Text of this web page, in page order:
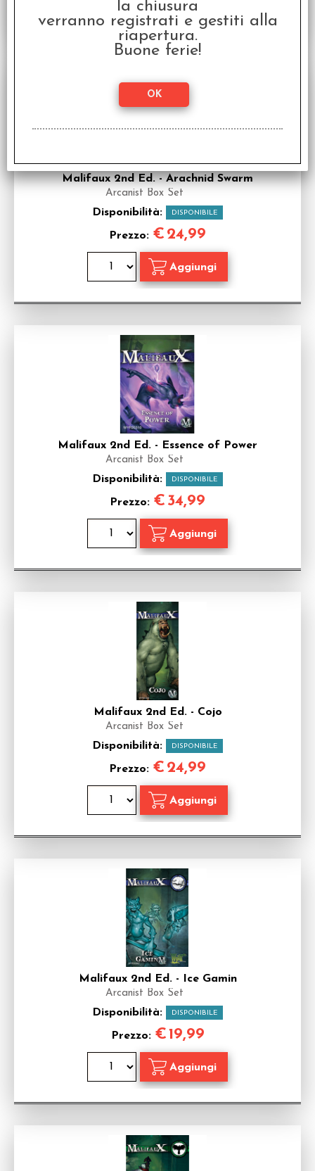
Malifaux 2nd Ed. - Arachnid Swarm
Arcanist Box Set
Disponibilità: DISPONIBILE
Prezzo: € 24,99
Malifaux 2nd Ed. - Essence of Power
Arcanist Box Set
Disponibilità: DISPONIBILE
Prezzo: € 34,99
Malifaux 2nd Ed. - Cojo
Arcanist Box Set
Disponibilità: DISPONIBILE
Prezzo: € 24,99
Malifaux 2nd Ed. - Ice Gamin
Arcanist Box Set
Disponibilità: DISPONIBILE
Prezzo: €19,99
la chiusura
verranno registrati e gestiti alla
riapertura.
Buone ferie!